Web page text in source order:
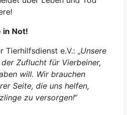
in Not!
Tierhilfsdienst e.V.: „Unsere
Zuflucht für Vierbeiner,
will. Wir brauchen
Seite, die uns helfen,
zu versorgen!“